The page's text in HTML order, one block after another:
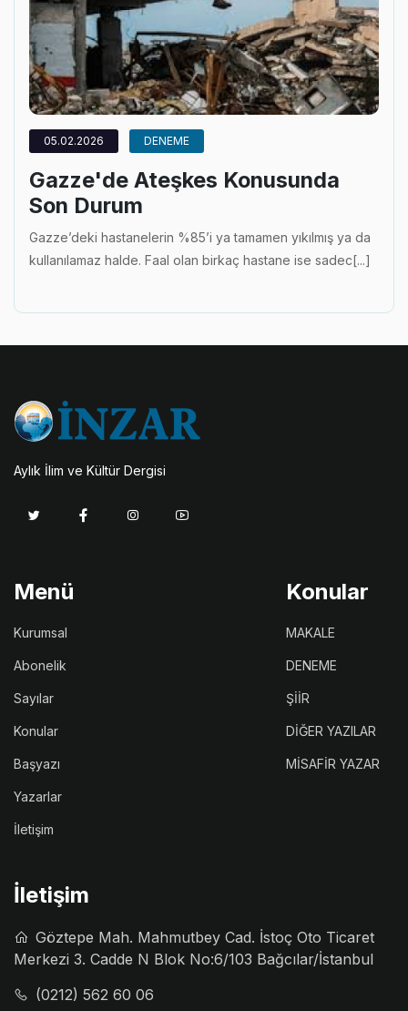
05.02.2026 DENEME
Gazze'de Ateşkes Konusunda
Son Durum
Gazze’deki hastanelerin %85’i ya tamamen yıkılmış ya da
kullanılamaz halde. Faal olan birkaç hastane ise sadec[...]
Aylık İlim ve Kültür Dergisi
Menü
Kurumsal
Abonelik
Sayılar
Konular
Başyazı
Yazarlar
İletişim
Konular
MAKALE
DENEME
ŞİİR
DİĞER YAZILAR
MİSAFİR YAZAR
İletişim
Göztepe Mah. Mahmutbey Cad. İstoç Oto Ticaret
Merkezi 3. Cadde N Blok No:6/103 Bağcılar/İstanbul
(0212) 562 60 06